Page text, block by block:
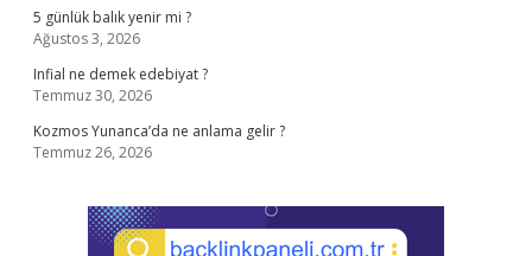
5 günlük balık yenir mi ?
Ağustos 3, 2026
Infial ne demek edebiyat ?
Temmuz 30, 2026
Kozmos Yunanca’da ne anlama gelir ?
Temmuz 26, 2026